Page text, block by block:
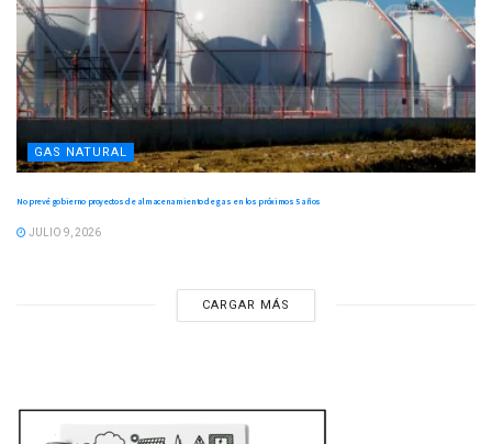
GAS NATURAL
No prevé gobierno proyectos de almacenamiento de gas en los próximos 5 años
JULIO 9, 2026
CARGAR MÁS